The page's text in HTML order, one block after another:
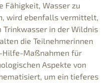
Fähigkeit, Wasser zu
wird ebenfalls vermittelt,
Trinkwasser in der Wildnis
die Teilnehmerinnen
Hilfe-Maßnahmen für
Aspekte von
um ein tieferes